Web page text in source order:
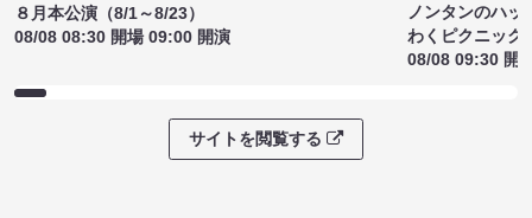
８月本公演（8/1～8/23）
08/08 08:30 開場 09:00 開演
ノンタンのハッ
わくピクニック
08/08 09:30 開
サイトを閲覧する